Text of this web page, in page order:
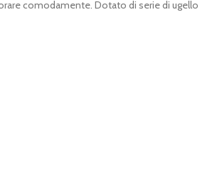
comodamente. Dotato di serie di ugello